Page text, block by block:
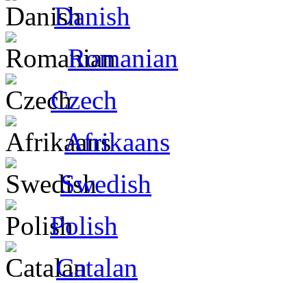
Danish
Romanian
Czech
Afrikaans
Swedish
Polish
Catalan